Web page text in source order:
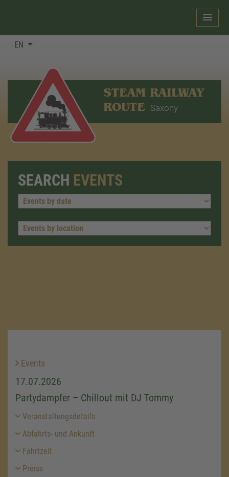
EN
STEAM RAILWAY
ROUTE Saxony
SEARCH EVENTS
Events
17.07.2026
Partydampfer – Chillout mit DJ Tommy
Veranstaltungsdetails
Abfahrts- und Ankunft
Fahrtzeit
Preise